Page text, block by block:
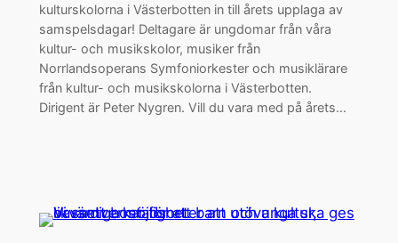
kulturskolorna i Västerbotten in till årets upplaga av
samspelsdagar! Deltagare är ungdomar från våra
kultur- och musikskolor, musiker från
Norrlandsoperans Symfoniorkester och musiklärare
från kultur- och musikskolorna i Västerbotten.
Dirigent är Peter Nygren. Vill du vara med på årets…